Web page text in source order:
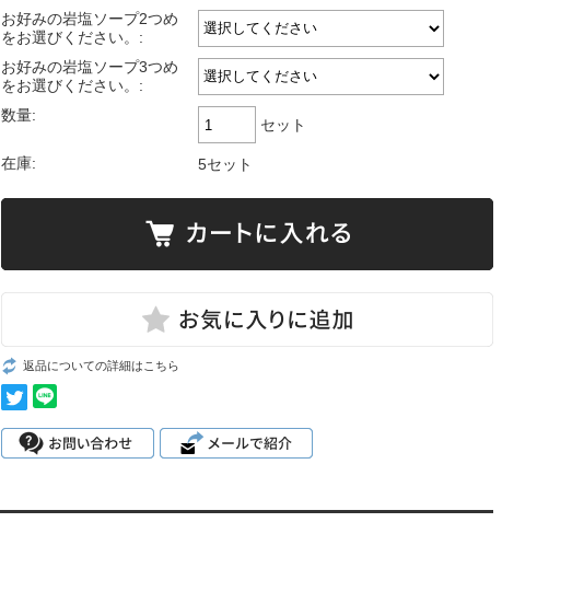
お好みの岩塩ソープ2つめ
をお選びください。:
お好みの岩塩ソープ3つめ
をお選びください。:
数量:
セット
在庫: 5セット
返品についての詳細はこちら